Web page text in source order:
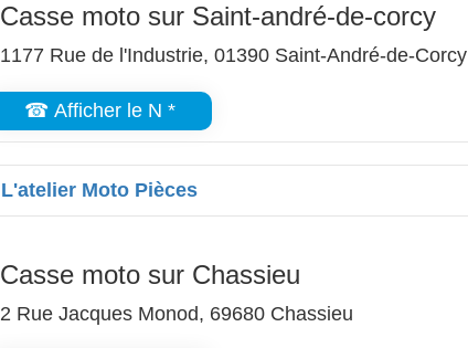
Casse moto sur Saint-andré-de-corcy
1177 Rue de l'Industrie, 01390 Saint-André-de-Corcy
☎ Afficher le N *
L'atelier Moto Pièces
Casse moto sur Chassieu
2 Rue Jacques Monod, 69680 Chassieu